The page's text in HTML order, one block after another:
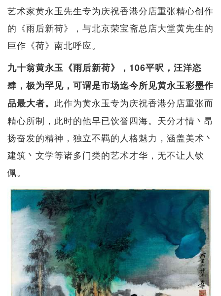
艺术家黄永玉先生专为庆祝香港分店重张精心创作
的《雨后新荷》，与北京荣宝斋总店大堂黄先生的
巨作《荷》南北呼应。
九十翁黄永玉《雨后新荷》，106平呎，汪洋恣
肆，极为罕见，可谓是市场迄今所见黄永玉彩墨作
品最大者。 此作为黄永玉专为庆祝香港分店重张而
精心所制，此时的他早已饮誉四海。天分才情丶昂
扬奋发的精神，独立不羁的人格魅力，涵盖美术丶
建筑丶文学等诸多门类的艺术才华，无不让人钦
佩。